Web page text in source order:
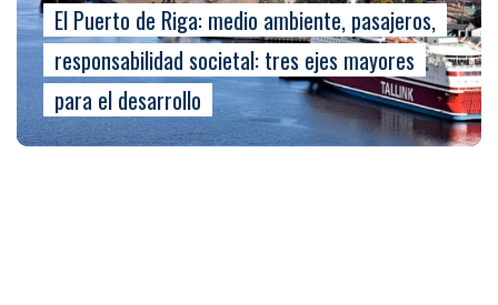
El Puerto de Riga: medio ambiente, pasajeros,
responsabilidad societal: tres ejes mayores
para el desarrollo